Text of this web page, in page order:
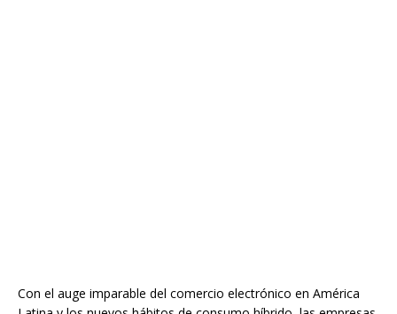
Con el auge imparable del comercio electrónico en América